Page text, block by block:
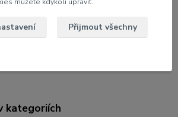
kategoriích
Přijmout všechny